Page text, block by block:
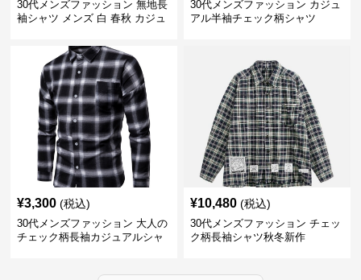
30代メンズファッション 無地長
袖シャツ メンズ 白 春秋 カジュ
30代メンズファッション カジュ
アル半袖チェック柄シャツ
¥3,300 (税込)
30代メンズファッション 大人の
チェック柄長袖カジュアルシャ
¥10,480 (税込)
30代メンズファッション チェッ
ク柄長袖シャツ秋冬新作